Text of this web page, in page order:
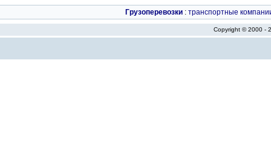
Грузоперевозки : транспортные
Copyright © 2000 -